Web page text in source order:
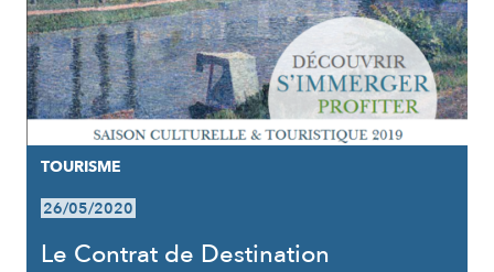
TOURISME
26/05/2020
Le Contrat de Destination